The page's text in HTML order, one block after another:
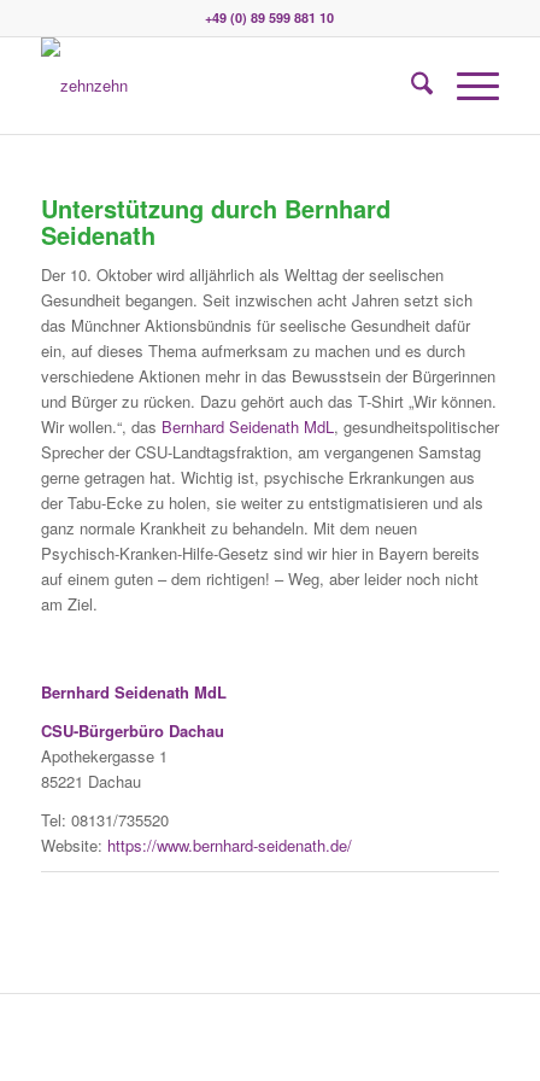
+49 (0) 89 599 881 10
Unterstützung durch Bernhard
Seidenath
Der 10. Oktober wird alljährlich als Welttag der seelischen
Gesundheit begangen. Seit inzwischen acht Jahren setzt sich
das Münchner Aktionsbündnis für seelische Gesundheit dafür
ein, auf dieses Thema aufmerksam zu machen und es durch
verschiedene Aktionen mehr in das Bewusstsein der Bürgerinnen
und Bürger zu rücken. Dazu gehört auch das T-Shirt „Wir können.
Wir wollen.“, das Bernhard Seidenath MdL, gesundheitspolitischer
Sprecher der CSU-Landtagsfraktion, am vergangenen Samstag
gerne getragen hat. Wichtig ist, psychische Erkrankungen aus
der Tabu-Ecke zu holen, sie weiter zu entstigmatisieren und als
ganz normale Krankheit zu behandeln. Mit dem neuen
Psychisch-Kranken-Hilfe-Gesetz sind wir hier in Bayern bereits
auf einem guten – dem richtigen! – Weg, aber leider noch nicht
am Ziel.
Bernhard Seidenath MdL
CSU-Bürgerbüro Dachau
Apothekergasse 1
85221 Dachau
Tel: 08131/735520
Website: https://www.bernhard-seidenath.de/